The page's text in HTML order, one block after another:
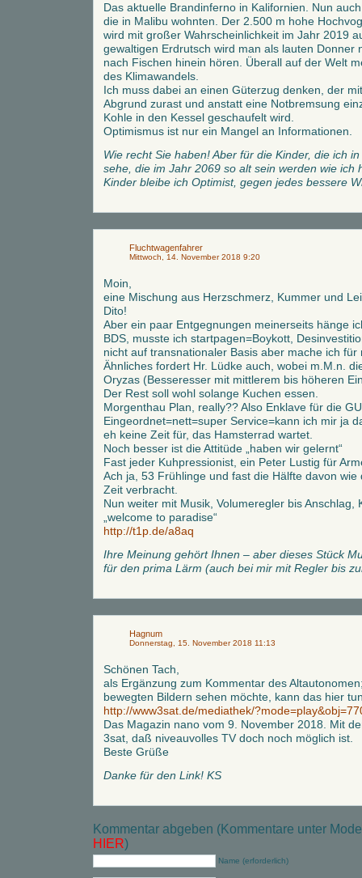
Das aktuelle Brandinferno in Kalifornien. Nun
die in Malibu wohnten. Der 2.500 m hohe
wird mit großer Wahrscheinlichkeit im Jahr 2019
gewaltigen Erdrutsch wird man als lauten Donner
nach Fischen hinein hören. Überall auf der Welt
des Klimawandels.
Ich muss dabei an einen Güterzug denken, der
Abgrund zurast und anstatt eine Notbremsung
Kohle in den Kessel geschaufelt wird.
Optimismus ist nur ein Mangel an Informationen.
Wie recht Sie haben! Aber für die Kinder, die ich
sehe, die im Jahr 2069 so alt sein werden wie ich
Kinder bleibe ich Optimist, gegen jedes bessere
Fluchtwagenfahrer
Mittwoch, 14. November 2018 9:20
Moin,
eine Mischung aus Herzschmerz, Kummer und
Dito!
Aber ein paar Entgegnungen meinerseits hänge
BDS, musste ich startpagen=Boykott,
nicht auf transnationaler Basis aber mache ich für
Ähnliches fordert Hr. Lüdke auch, wobei m.M.n.
Oryzas (Besseresser mit mittlerem bis höheren
Der Rest soll wohl solange Kuchen essen.
Morgenthau Plan, really?? Also Enklave für die
Eingeordnet=nett=super Service=kann ich mir ja
eh keine Zeit für, das Hamsterrad wartet.
Noch besser ist die Attitüde „haben wir gelernt“
Fast jeder Kuhpressionist, ein Peter Lustig für
Ach ja, 53 Frühlinge und fast die Hälfte davon
Zeit verbracht.
Nun weiter mit Musik, Volumeregler bis Anschlag,
„welcome to paradise“
http://t1p.de/a8aq
Ihre Meinung gehört Ihnen – aber dieses Stück
für den prima Lärm (auch bei mir mit Regler bis
Hagnum
Donnerstag, 15. November 2018 11:13
Schönen Tach,
als Ergänzung zum Kommentar des
bewegten Bildern sehen möchte, kann das hier
http://www3sat.de/mediathek/
Das Magazin nano vom 9. November 2018. Mit
3sat, daß niveauvolles TV doch noch möglich ist.
Beste Grüße
Danke für den Link! KS
Kommentar abgeben (Kommentare unter
HIER)
Name (erforderlich)